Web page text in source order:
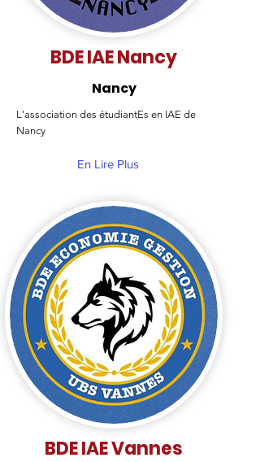
BDE IAE Nancy
Nancy
L'association des étudiantEs en IAE de
Nancy
En Lire Plus
BDE IAE Vannes